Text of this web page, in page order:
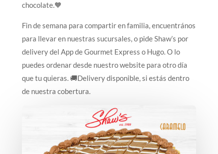
chocolate.🧡
Fin de semana para compartir en familia, encuentrános
para llevar en nuestras sucursales, o pide Shaw’s por
delivery del App de Gourmet Express o Hugo. O lo
puedes ordenar desde nuestro website para otro día
que tu quieras. 🚚Delivery disponible, si estás dentro
de nuestra cobertura.